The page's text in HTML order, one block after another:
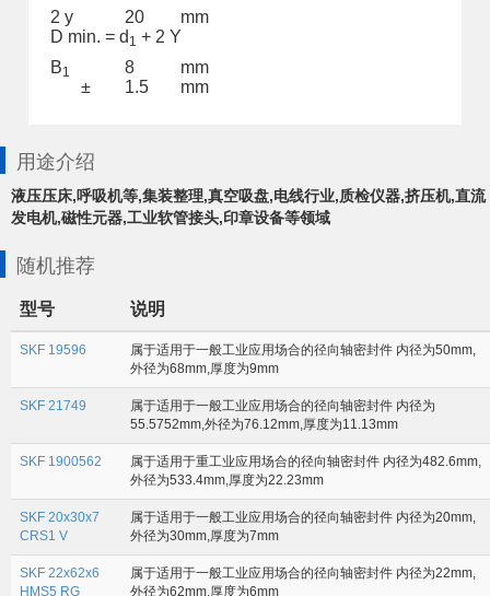
2 y
20
mm
D min. = d 1 + 2 Y
B1 8
mm
±
1.5 mm
用途介绍
液压压床,呼吸机等,集装整理,真空吸盘,电线行业,质检仪器,挤压机,直流
发电机,磁性元器,工业软管接头,印章设备等领域
随机推荐
型号 说明
SKF 19596
属于适用于一般工业应用场合的径向轴密封件 内径为50mm,
外径为68mm,厚度为9mm
SKF 21749
属于适用于一般工业应用场合的径向轴密封件 内径为
55.5752mm,外径为76.12mm,厚度为11.13mm
SKF 1900562
属于适用于重工业应用场合的径向轴密封件 内径为482.6mm,
外径为533.4mm,厚度为22.23mm
SKF 20x30x7
CRS1 V
属于适用于一般工业应用场合的径向轴密封件 内径为20mm,
外径为30mm,厚度为7mm
SKF 22x62x6
HMS5 RG
属于适用于一般工业应用场合的径向轴密封件 内径为22mm,
外径为62mm,厚度为6mm